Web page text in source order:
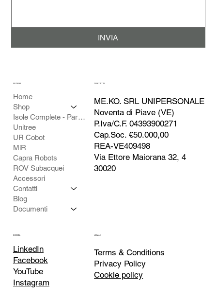
INVIA
SEZIONI
Home
Shop
Isole Complete - Partner
Unitree
UR Cobot
MiR
Capra Robots
ROV Subacquei
Accessori
Contatti
Blog
Documenti
LEGALE
Terms & Conditions
Privacy Policy
Cookie policy
SOCIAL
LinkedIn
Facebook
YouTube
Instagram
CONTATTI
ME.KO. SRL UNIPERSONALE
Via Ettore Maiorana 32, 4
30020
Noventa di Piave (VE)
P.Iva/C.F. 04393900271
Cap.Soc. €50.000,00
REA-VE409498